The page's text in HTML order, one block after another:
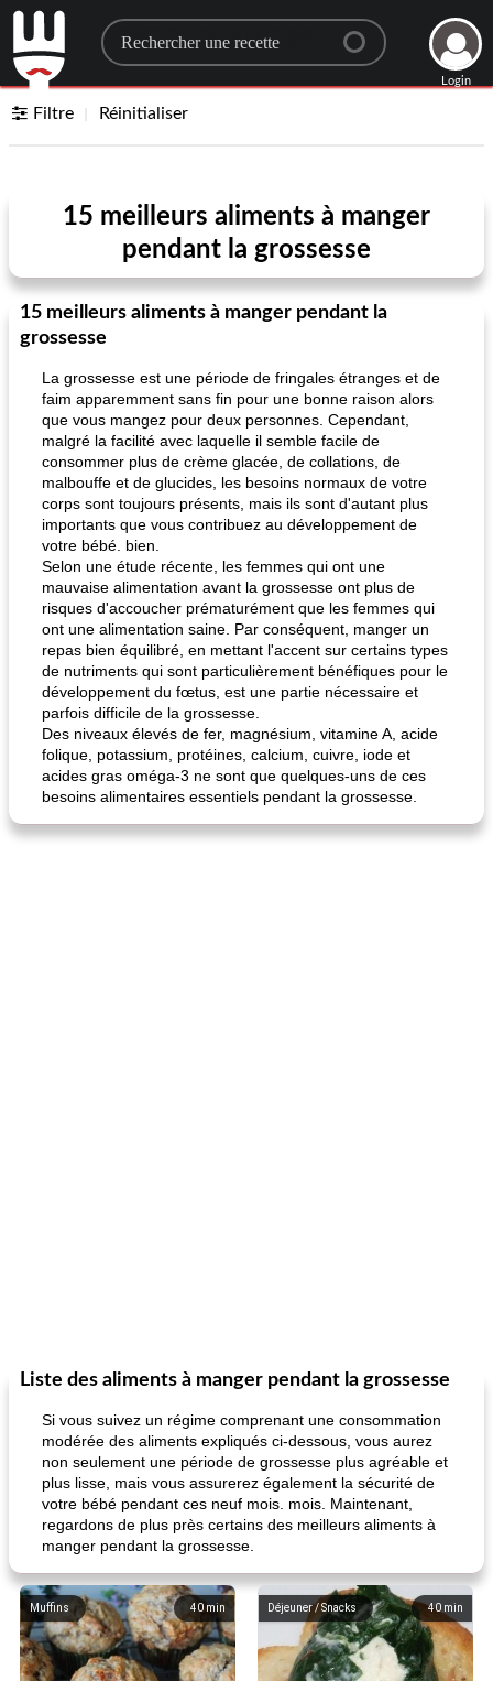
Search for a recipe
Login
Filtre Réinitialiser
15 meilleurs aliments à manger
pendant la grossesse
15 meilleurs aliments à manger pendant la
grossesse
La grossesse est une période de fringales étranges et de
faim apparemment sans fin pour une bonne raison alors
que vous mangez pour deux personnes. Cependant,
malgré la facilité avec laquelle il semble facile de
consommer plus de crème glacée, de collations, de
malbouffe et de glucides, les besoins normaux de votre
corps sont toujours présents, mais ils sont d'autant plus
importants que vous contribuez au développement de
votre bébé. bien.
Selon une étude récente, les femmes qui ont une
mauvaise alimentation avant la grossesse ont plus de
risques d'accoucher prématurément que les femmes qui
ont une alimentation saine. Par conséquent, manger un
repas bien équilibré, en mettant l'accent sur certains types
de nutriments qui sont particulièrement bénéfiques pour le
développement du fœtus, est une partie nécessaire et
parfois difficile de la grossesse.
Des niveaux élevés de fer, magnésium, vitamine A, acide
folique, potassium, protéines, calcium, cuivre, iode et
acides gras oméga-3 ne sont que quelques-uns de ces
besoins alimentaires essentiels pendant la grossesse.
Liste des aliments à manger pendant la grossesse
Si vous suivez un régime comprenant une consommation
modérée des aliments expliqués ci-dessous, vous aurez
non seulement une période de grossesse plus agréable et
plus lisse, mais vous assurerez également la sécurité de
votre bébé pendant ces neuf mois. mois. Maintenant,
regardons de plus près certains des meilleurs aliments à
manger pendant la grossesse.
40 min
Muffins 40 min
Déjeuner / Snacks